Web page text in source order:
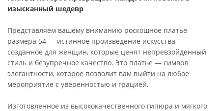
изысканный шедевр
Представляем вашему вниманию роскошное платье
размера 54 — истинное произведение искусства,
созданное для женщин, которые ценят непревзойденный
стиль и безупречное качество. Это платье — символ
элегантности, которое позволит вам выйти на любое
мероприятие с уверенностью и грацией.
Изготовленное из высококачественного гипюра и мягкого